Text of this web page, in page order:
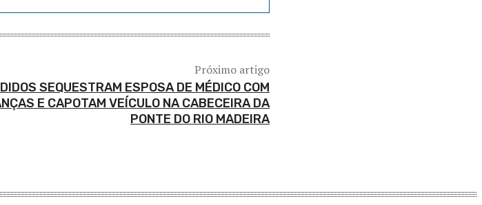
Próximo artigo
SEQUESTRAM ESPOSA DE MÉDICO COM
E CAPOTAM VEÍCULO NA CABECEIRA DA
PONTE DO RIO MADEIRA